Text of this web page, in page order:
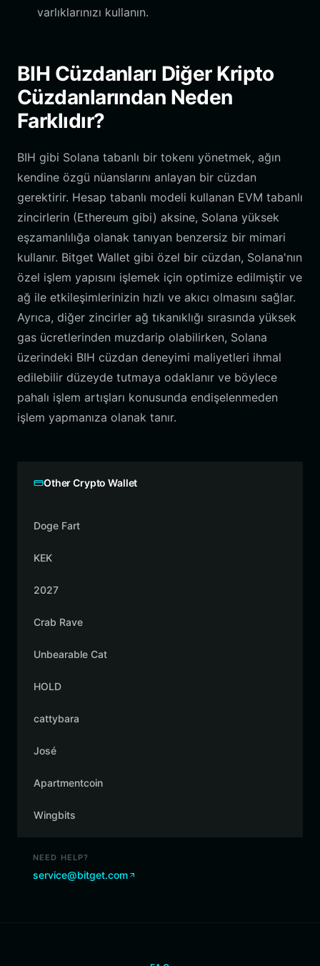
varlıklarınızı kullanın.
BIH Cüzdanları Diğer Kripto
Cüzdanlarından Neden
Farklıdır?
BIH gibi Solana tabanlı bir tokenı yönetmek, ağın
kendine özgü nüanslarını anlayan bir cüzdan
gerektirir. Hesap tabanlı modeli kullanan EVM tabanlı
zincirlerin (Ethereum gibi) aksine, Solana yüksek
eşzamanlılığa olanak tanıyan benzersiz bir mimari
kullanır. Bitget Wallet gibi özel bir cüzdan, Solana'nın
özel işlem yapısını işlemek için optimize edilmiştir ve
ağ ile etkileşimlerinizin hızlı ve akıcı olmasını sağlar.
Ayrıca, diğer zincirler ağ tıkanıklığı sırasında yüksek
gas ücretlerinden muzdarip olabilirken, Solana
üzerindeki BIH cüzdan deneyimi maliyetleri ihmal
edilebilir düzeyde tutmaya odaklanır ve böylece
pahalı işlem artışları konusunda endişelenmeden
işlem yapmanıza olanak tanır.
Other Crypto Wallet
Doge Fart
KEK
2027
Crab Rave
Unbearable Cat
HOLD
cattybara
José
Apartmentcoin
Wingbits
NEED HELP?
service@bitget.com